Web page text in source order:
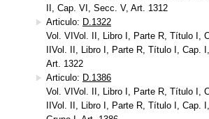
II, Cap. VI, Secc. V, Art. 1312
Articulo: D.1322
Vol. VIVol. II, Libro I, Parte R, Título I,
IIVol. II, Libro I, Parte R, Título I, Cap.
Art. 1322
Articulo: D.1386
Vol. VIVol. II, Libro I, Parte R, Título I,
IIVol. II, Libro I, Parte R, Título I,